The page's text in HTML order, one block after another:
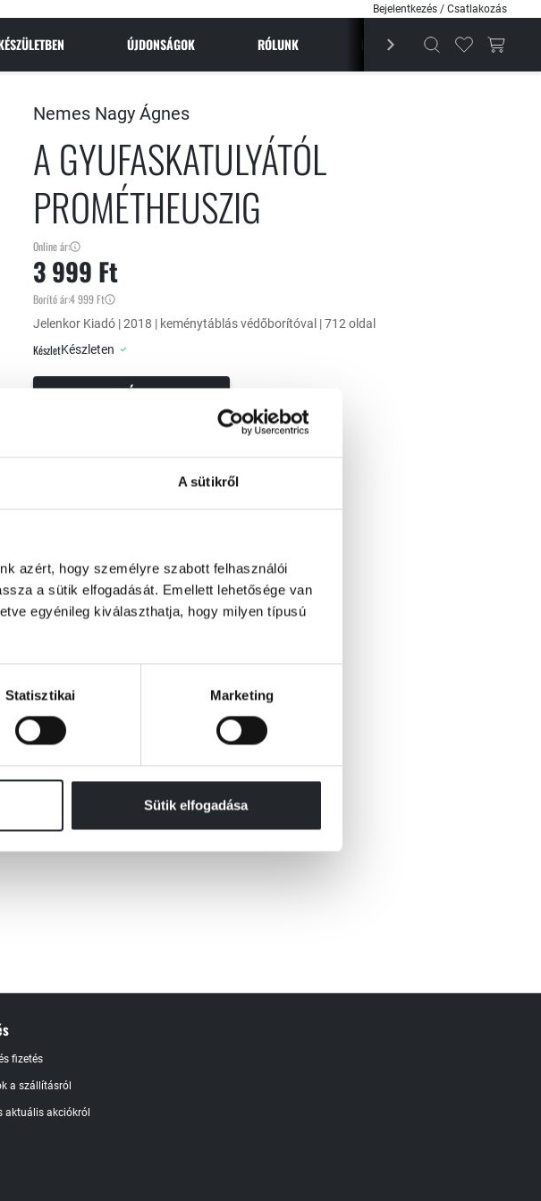
A sütikről
azért, hogy személyre szabott felhasználói
a sütik elfogadását. Emellett lehetősége van
egyénileg kiválaszthatja, hogy milyen típusú
Statisztikai Marketing
Sütik elfogadása
Bejelentkezés / Csatlakozás
ÚJDONSÁGOK RÓLUNK BESTSELLEREK MAGAZIN
Nemes Nagy Ágnes
A GYUFASKATULYÁTÓL
PROMÉTHEUSZIG
Online ár:
3 999 Ft
Borító ár:4 999 Ft
Jelenkor Kiadó | 2018 | keménytáblás védőborítóval | 712 oldal
KészletKészleten
KOSÁRBA
fizetés
a szállításról
aktuális akciókról